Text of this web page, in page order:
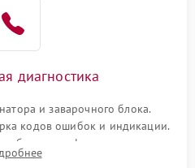
диагностика
и заварочного блока.
кодов ошибок и индикации.
и кофемолки на слух.
воды для выявления